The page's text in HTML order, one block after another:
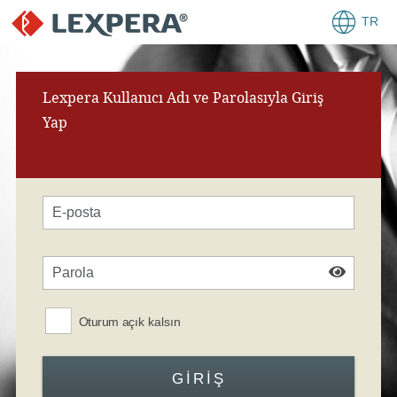
TR
Lexpera Kullanıcı Adı ve Parolasıyla Giriş
Yap
Oturum açık kalsın
GIRIŞ